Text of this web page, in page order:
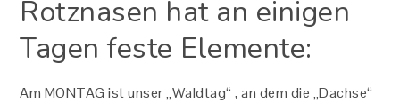
Rotznasen hat an einigen
Tagen feste Elemente:
Am MONTAG ist unser „Waldtag“ , an dem die „Dachse“